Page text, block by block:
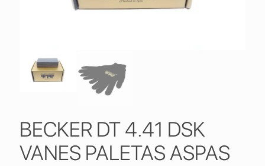
BECKER DT 4.41 DSK
VANES PALETAS ASPAS